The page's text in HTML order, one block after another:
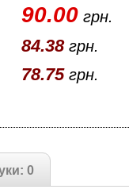
90.00грн.
84.38грн.
78.75грн.
0